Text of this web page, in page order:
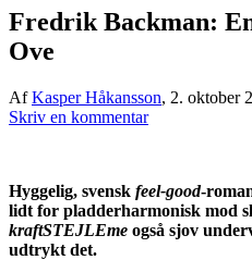
Fredrik Backman:
Ove
AfKasper Håkansson, 2. oktober
Skriv en kommentar
Hyggelig, svensk feel-good-
lidt for pladderharmonisk mod
kraftSTEJLEme også sjov
udtrykt det.